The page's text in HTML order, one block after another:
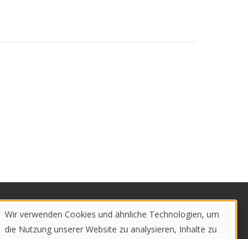
Use
Wir verwenden Cookies und ähnliche Technologien, um
die Nutzung unserer Website zu analysieren, Inhalte zu